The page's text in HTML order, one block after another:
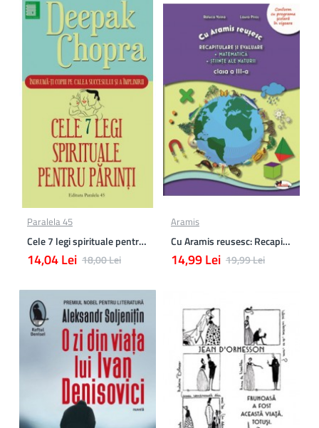
Paralela 45
Cele 7 legi spirituale pentru parinti
14,04 Lei 18,00 Lei
Aramis
Cu Aramis reusesc: Recapitulare si evaluare - Clasa a 3-a (Matematica si Stiinte ale naturii)
14,99 Lei 19,99 Lei